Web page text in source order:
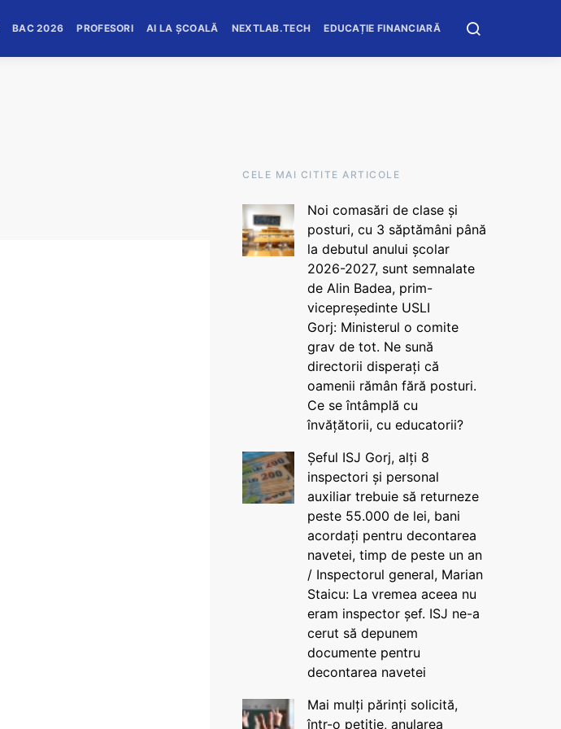
BAC 2026 PROFESORI AI LA ȘCOALĂ NEXTLAB.TECH EDUCAȚIE FINANCIARĂ
CELE MAI CITITE ARTICOLE
Noi comasări de clase și
posturi, cu 3 săptămâni până
la debutul anului școlar
2026-2027, sunt semnalate
de Alin Badea, prim-
vicepreședinte USLI
Gorj: Ministerul o comite
grav de tot. Ne sună
directorii disperați că
oamenii rămân fără posturi.
Ce se întâmplă cu
învățătorii, cu educatorii?
Șeful ISJ Gorj, alți 8
inspectori și personal
auxiliar trebuie să returneze
peste 55.000 de lei, bani
acordați pentru decontarea
navetei, timp de peste un an
/ Inspectorul general, Marian
Staicu: La vremea aceea nu
eram inspector șef. ISJ ne-a
cerut să depunem
documente pentru
decontarea navetei
Mai mulți părinți solicită,
într-o petiție, anularea